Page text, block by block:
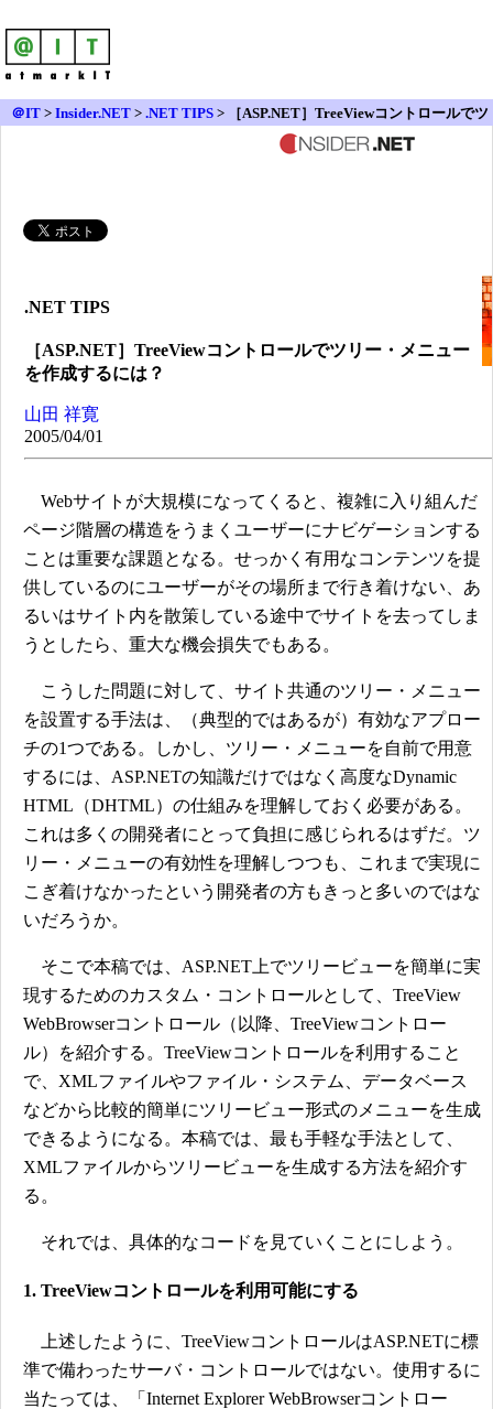
＠IT > Insider.NET > .NET TIPS > ［ASP.NET］TreeViewコントロールでツ
.NET TIPS
［ASP.NET］TreeViewコントロールでツリー・メニュー
を作成するには？
山田 祥寛
2005/04/01
Webサイトが大規模になってくると、複雑に入り組んだ
ページ階層の構造をうまくユーザーにナビゲーションする
ことは重要な課題となる。せっかく有用なコンテンツを提
供しているのにユーザーがその場所まで行き着けない、あ
るいはサイト内を散策している途中でサイトを去ってしま
うとしたら、重大な機会損失でもある。
こうした問題に対して、サイト共通のツリー・メニュー
を設置する手法は、（典型的ではあるが）有効なアプロー
チの1つである。しかし、ツリー・メニューを自前で用意
するには、ASP.NETの知識だけではなく高度なDynamic
HTML（DHTML）の仕組みを理解しておく必要がある。
これは多くの開発者にとって負担に感じられるはずだ。ツ
リー・メニューの有効性を理解しつつも、これまで実現に
こぎ着けなかったという開発者の方もきっと多いのではな
いだろうか。
そこで本稿では、ASP.NET上でツリービューを簡単に実
現するためのカスタム・コントロールとして、TreeView
WebBrowserコントロール（以降、TreeViewコントロー
ル）を紹介する。TreeViewコントロールを利用すること
で、XMLファイルやファイル・システム、データベース
などから比較的簡単にツリービュー形式のメニューを生成
できるようになる。本稿では、最も手軽な手法として、
XMLファイルからツリービューを生成する方法を紹介す
る。
それでは、具体的なコードを見ていくことにしよう。
1. TreeViewコントロールを利用可能にする
上述したように、TreeViewコントロールはASP.NETに標
準で備わったサーバ・コントロールではない。使用するに
当たっては、「Internet Explorer WebBrowserコントロー